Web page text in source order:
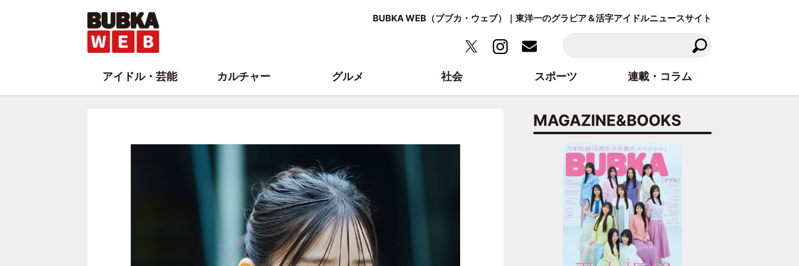
BUBKA WEB（ブブカ・ウェブ）｜東洋一のグラビア＆活字アイドルニュースサイト
MAGAZINE&BOOKS
アイドル・芸能 カルチャー グルメ 社会 スポーツ 連載・コラム